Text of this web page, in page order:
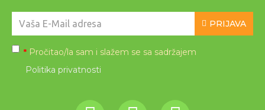
PRIJAVA
* Pročitao/la sam i slažem se sa sadržajem
Politika privatnosti